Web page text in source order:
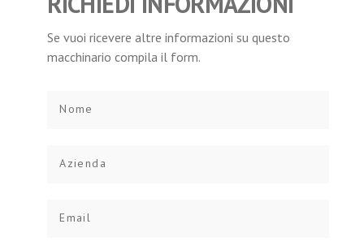
Se vuoi ricevere altre informazioni su questo
macchinario compila il form.